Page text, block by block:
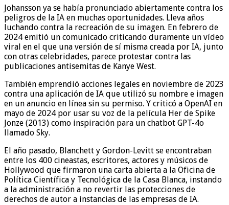
Johansson ya se había pronunciado abiertamente contra los
peligros de la IA en muchas oportunidades. Lleva años
luchando contra la recreación de su imagen. En febrero de
2024 emitió un comunicado criticando duramente un vídeo
viral en el que una versión de sí misma creada por IA, junto
con otras celebridades, parece protestar contra las
publicaciones antisemitas de Kanye West.
También emprendió acciones legales en noviembre de 2023
contra una aplicación de IA que utilizó su nombre e imagen
en un anuncio en línea sin su permiso. Y criticó a OpenAI en
mayo de 2024 por usar su voz de la película Her de Spike
Jonze (2013) como inspiración para un chatbot GPT-4o
llamado Sky.
El año pasado, Blanchett y Gordon-Levitt se encontraban
entre los 400 cineastas, escritores, actores y músicos de
Hollywood que firmaron una carta abierta a la Oficina de
Política Científica y Tecnológica de la Casa Blanca, instando
a la administración a no revertir las protecciones de
derechos de autor a instancias de las empresas de IA.